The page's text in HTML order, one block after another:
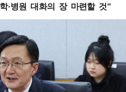
·병원 대화의 장 마련할 것"